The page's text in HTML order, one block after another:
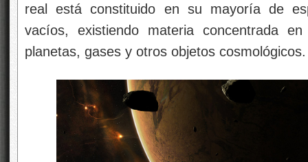
real está constituido en su mayoría de
vacíos, existiendo materia concentrada
planetas, gases y otros objetos cosmológicos.